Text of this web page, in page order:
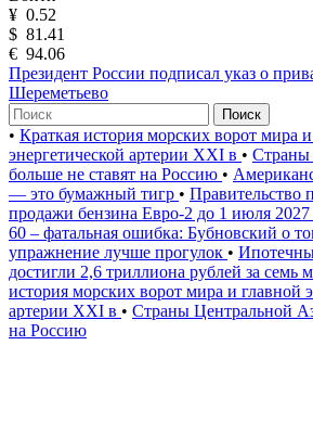
¥ 0.52
$ 81.41
€ 94.06
Президент России подписал указ о
Шереметьево
Поиск
• Краткая история морских ворот мира
энергетической артерии XXI в • Страны
больше не ставят на Россию •
— это бумажный тигр • Правительство
продажи бензина Евро-2 до 1 июля 2027
60 – фатальная ошибка: Бубновский о
упражнение лучше прогулок •
достигли 2,6 триллиона рублей за семь
история морских ворот мира и главной
артерии XXI в • Страны Центральной
на Россию